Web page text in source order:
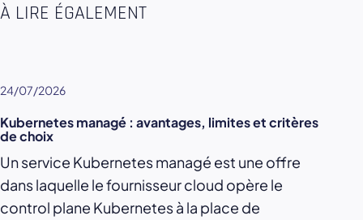
À LIRE ÉGALEMENT
24/07/2026
Kubernetes managé : avantages, limites et critères
de choix
Un service Kubernetes managé est une offre
dans laquelle le fournisseur cloud opère le
control plane Kubernetes à la place de